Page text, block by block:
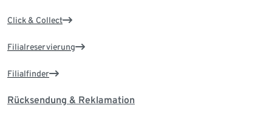
Click & Collect
Filialreservierung
Filialfinder
Rücksendung & Reklamation